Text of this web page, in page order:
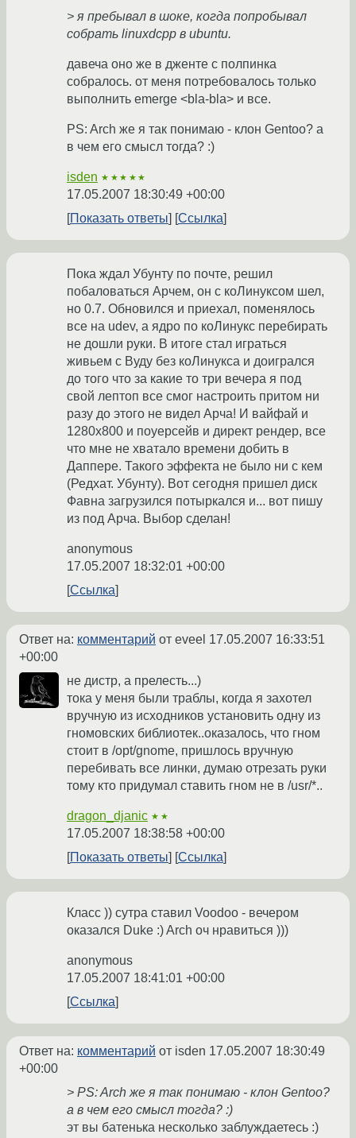
> я пребывал в шоке, когда попробывал
собрать linuxdcpp в ubuntu.
давеча оно же в дженте с полпинка
собралось. от меня потребовалось только
выполнить emerge <bla-bla> и все.
PS: Arch же я так понимаю - клон Gentoo? а
в чем его смысл тогда? :)
isden ★★★★★
17.05.2007 18:30:49 +00:00
Показать ответы
Ссылка
Пока ждал Убунту по почте, решил
побаловаться Арчем, он с коЛинуксом шел,
но 0.7. Обновился и приехал, поменялось
все на udev, а ядро по коЛинукс перебирать
не дошли руки. В итоге стал играться
живьем с Вуду без коЛинукса и доигрался
до того что за какие то три вечера я под
свой лептоп все смог настроить притом ни
разу до этого не видел Арча! И вайфай и
1280х800 и поуерсейв и директ рендер, все
что мне не хватало времени добить в
Даппере. Такого эффекта не было ни с кем
(Редхат. Убунту). Вот сегодня пришел диск
Фавна загрузился потыркался и... вот пишу
из под Арча. Выбор сделан!
anonymous
17.05.2007 18:32:01 +00:00
Ссылка
Ответ на: комментарий от eveel 17.05.2007 16:33:51
+00:00
не дистр, а прелесть...)
тока у меня были траблы, когда я захотел
вручную из исходников установить одну из
гномовских библиотек..оказалось, что гном
стоит в /opt/gnome, пришлось вручную
перебивать все линки, думаю отрезать руки
тому кто придумал ставить гном не в /usr/*..
dragon_djanic ★★
17.05.2007 18:38:58 +00:00
Показать ответы
Ссылка
Класс )) сутра ставил Voodoo - вечером
оказался Duke :) Arch оч нравиться )))
anonymous
17.05.2007 18:41:01 +00:00
Ссылка
Ответ на: комментарий от isden 17.05.2007 18:30:49
+00:00
> PS: Arch же я так понимаю - клон Gentoo?
а в чем его смысл тогда? :)
эт вы батенька несколько заблуждаетесь :)